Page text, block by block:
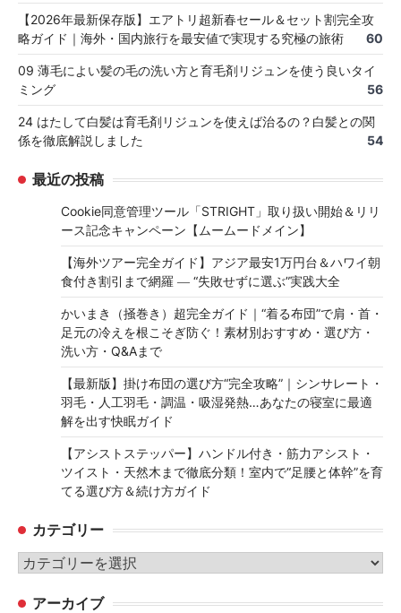
【2026年最新保存版】エアトリ超新春セール＆セット割完全攻
略ガイド｜海外・国内旅行を最安値で実現する究極の旅術
60
09 薄毛によい髪の毛の洗い方と育毛剤リジュンを使う良いタイ
ミング
56
24 はたして白髪は育毛剤リジュンを使えば治るの？白髪との関
係を徹底解説しました
54
最近の投稿
Cookie同意管理ツール「STRIGHT」取り扱い開始＆リリ
ース記念キャンペーン【ムームードメイン】
【海外ツアー完全ガイド】アジア最安1万円台＆ハワイ朝
食付き割引まで網羅 ― “失敗せずに選ぶ”実践大全
かいまき（掻巻き）超完全ガイド｜“着る布団”で肩・首・
足元の冷えを根こそぎ防ぐ！素材別おすすめ・選び方・
洗い方・Q&Aまで
【最新版】掛け布団の選び方“完全攻略”｜シンサレート・
羽毛・人工羽毛・調温・吸湿発熱…あなたの寝室に最適
解を出す快眠ガイド
【アシストステッパー】ハンドル付き・筋力アシスト・
ツイスト・天然木まで徹底分類！室内で“足腰と体幹”を育
てる選び方＆続け方ガイド
カテゴリー
カ
ゴ アーカイブ